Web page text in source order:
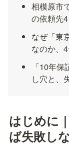
相模原市
の依頼先
なぜ「東
なのか、
「10年
し穴と、
はじめに
ば失敗し